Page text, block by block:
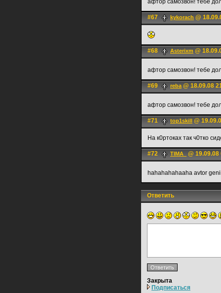
афтор самозвон! тебе
#67 kykorach @
#68 Asterixm @
афтор самозвон! тебе
#69 reba@ 18.09.08
афтор самозвон! тебе
#71 top1skill @
На к0ртоках так ч0тко
#72 TIMA_ @ 19.09.08
hahahahahaaha avtor
Ответить
Закрыта
Подписаться